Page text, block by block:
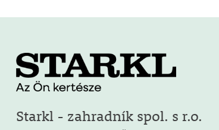
Starkl - zahradník spol. s r.o.